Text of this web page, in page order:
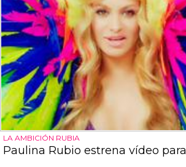
LA AMBICIÓN RUBIA
Paulina Rubio estrena vídeo